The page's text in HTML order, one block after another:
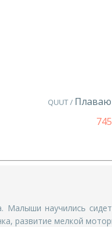
QUUT /
Малыши научились
развитие мелкой